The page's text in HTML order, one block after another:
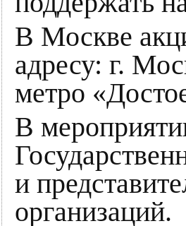
В Москве
адресу: г.
метро
В
и
организаций.